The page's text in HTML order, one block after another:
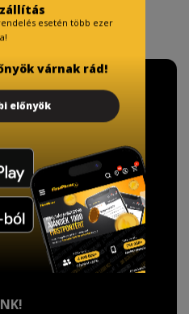
esetén több ezer
várnak rád!
előnyök